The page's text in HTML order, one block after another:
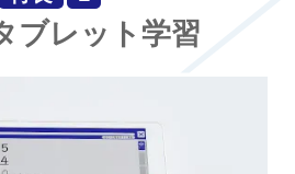
ブレット学習